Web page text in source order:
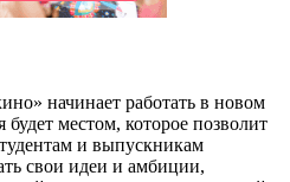
начинает работать в новом
будет местом, которое позволит
и выпускникам
свои идеи и амбиции,